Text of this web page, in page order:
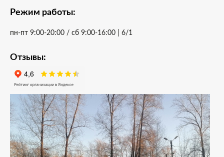
Режим работы:
пн-пт 9:00-20:00 / cб 9:00-16:00 | 6/1
Отзывы: